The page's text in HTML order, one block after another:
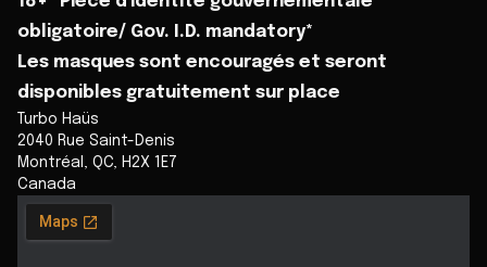
obligatoire/ Gov. I.D. mandatory*
Les masques sont encouragés et seront
disponibles gratuitement sur place
Turbo Haüs
2040 Rue Saint-Denis
Montréal , QC, H2X 1E7
Canada